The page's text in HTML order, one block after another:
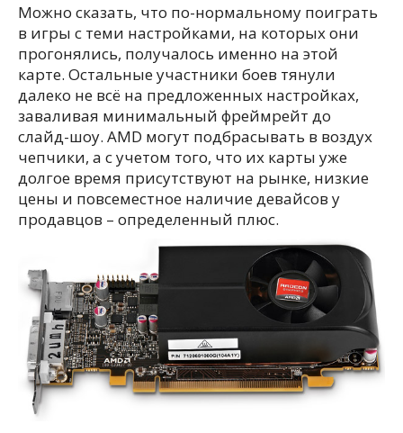
Можно сказать, что по-нормальному поиграть
в игры с теми настройками, на которых они
прогонялись, получалось именно на этой
карте. Остальные участники боев тянули
далеко не всё на предложенных настройках,
заваливая минимальный фреймрейт до
слайд-шоу. AMD могут подбрасывать в воздух
чепчики, а с учетом того, что их карты уже
долгое время присутствуют на рынке, низкие
цены и повсеместное наличие девайсов у
продавцов – определенный плюс.